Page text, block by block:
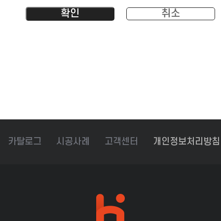
확인 취소
카탈로그 시공사례 고객센터 개인정보처리방침